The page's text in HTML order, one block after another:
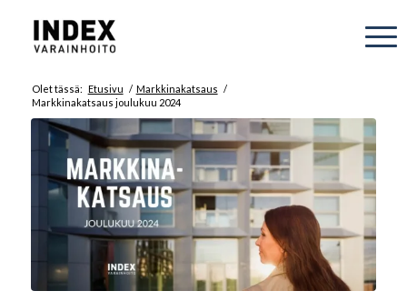
Olet tässä: Etusivu / Markkinakatsaus /
Markkinakatsaus joulukuu 2024